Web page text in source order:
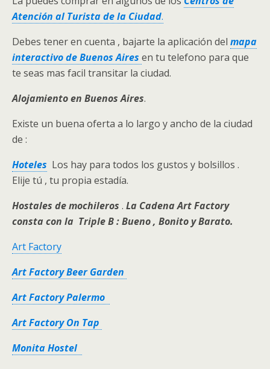
Atención al Turista de la Ciudad.
Debes tener en cuenta , bajarte la aplicación del mapa
interactivode Buenos Aires en tu telefono para que
te seas mas facil transitar la ciudad.
Alojamiento en Buenos Aires.
Existe un buena oferta a lo largo y ancho de la ciudad
de :
Hoteles Los hay para todos los gustos y bolsillos .
Elije tú , tu propia estadía.
Hostales de mochileros . La Cadena Art Factory
consta con la Triple B : Bueno , Bonito y Barato.
Art Factory
Art Factory Beer Garden
Art Factory Palermo
Art Factory On Tap
Monita Hostel